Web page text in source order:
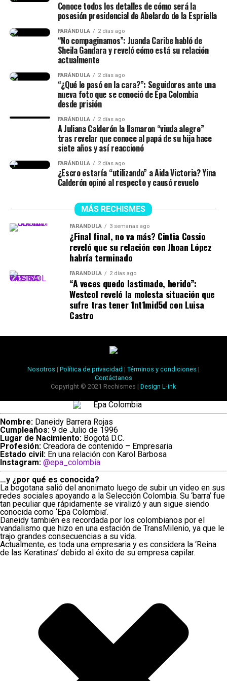
(…) Duramos un tiempo
separados y cantidad de cosas
(…) No diré nada hasta que él
quiera hablar del tema”,
señaló.
Finalmente, la chica dejó en evidencia que durante ese
lapso de tiempo no siempre estuvieron juntos, y
tuvieron idas y venidas.
@juliethpaolaberdu7 #LIVEIncentiveProgram
#SideHustleLIVE #PaidPartnership
#julianacalderon ♬ sonido original – Julieth
Conoce todos los detalles de cómo será la
posesión presidencial de Abelardo de la Espriella
FARÁNDULA 2 días ago
“No compaginamos”: Juanda Caribe habló de
Sheila Gandara y reveló cómo está su relación
actualmente
FARÁNDULA 2 días ago
“¿Qué le pasó en la cara?”: Seguidores ante una
nueva foto que se conoció de Epa Colombia
desde prisión
FARÁNDULA 2 días ago
A Juliana Calderón la llamaron “viuda alegre”
tras revelar que conoce al papá de su hija hace
siete años y así reaccionó
FARÁNDULA 2 días ago
¿Escro estaría “utilizando” a Aida Victoria? Yina
Calderón opinó al respecto y causó revuelo
MÁS RECHISMES
FARÁNDULA 3 semanas ago
¿Final final, no va más? Cintia Cossio
reveló que su relación con Jhoan López
habría terminado
FARÁNDULA 2 días ago
“A veces quedo lastimado, herido”:
Westcol reveló la molesta situación que
sufre tras tener 1nt1mid5d con Luisa
Castro
Nosotros | Política de privacidad | Términos y condiciones |
Contáctanos
Copyright © 2021 Rechismes |Design L-ink
Nombre: Daneidy Barrera Rojas
Cumpleaños: 9 de Julio de 1996
Lugar de Nacimiento: Bogotá D.C.
Profesión: Creadora de contenido – Empresaria
Estado civil: En una relación con Karol Barbosa
Instagram: @epa_colombia
…y ¿por qué es conocida?
La bogotana salió del anonimato luego de subir un video en sus
redes sociales apoyando a la Selección Colombia. Su ‘barra’ fue
tan peculiar que rápidamente se viralizó y aun sigue siendo
conocida como ‘Epa Colombia’.
Daneidy también es recordada por los colombianos por el
vandalismo que hizo en una estación de TransMilenio, ya que le
trajo grandes consecuencias a su vida.
Actualmente, es toda una empresaria y es considera la ‘Reina
de las Keratinas’ debido al éxito de su empresa capilar.